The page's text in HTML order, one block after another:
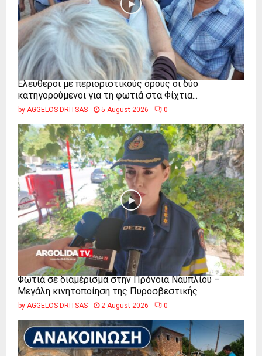
Ελεύθεροι με περιοριστικούς όρους οι δύο
κατηγορούμενοι για τη φωτιά στα Φίχτια...
by AGGELOS DRITSAS 5 August 2026 0
Φωτιά σε διαμέρισμα στην Πρόνοια Ναυπλίου –
Μεγάλη κινητοποίηση της Πυροσβεστικής
by AGGELOS DRITSAS 2 August 2026 0